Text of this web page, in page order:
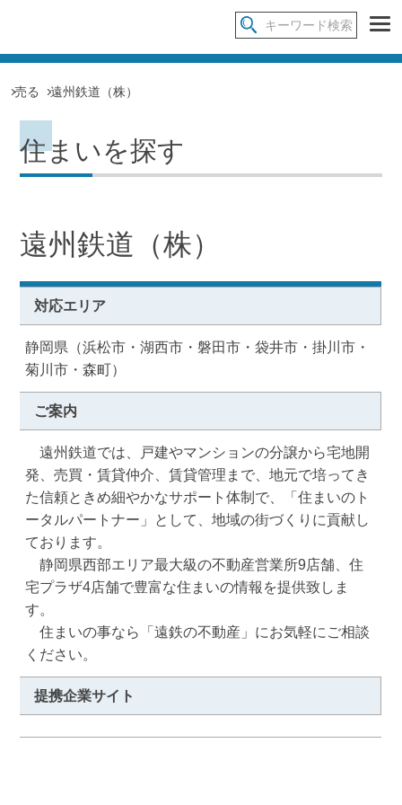
売る 遠州鉄道（株）
住まいを探す
遠州鉄道（株）
対応エリア
静岡県（浜松市・湖西市・磐田市・袋井市・掛川市・
菊川市・森町）
ご案内
遠州鉄道では、戸建やマンションの分譲から宅地開
発、売買・賃貸仲介、賃貸管理まで、地元で培ってき
た信頼ときめ細やかなサポート体制で、「住まいのト
ータルパートナー」として、地域の街づくりに貢献し
ております。
静岡県西部エリア最大級の不動産営業所9店舗、住
宅プラザ4店舗で豊富な住まいの情報を提供致しま
す。
住まいの事なら「遠鉄の不動産」にお気軽にご相談
ください。
提携企業サイト